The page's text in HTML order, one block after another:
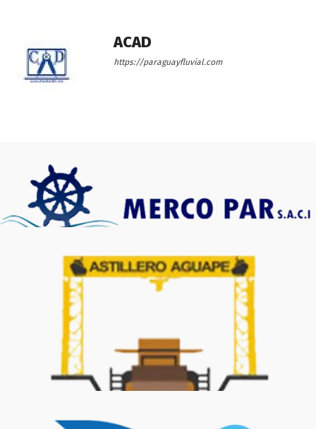
ACAD
https://paraguayfluvial.com